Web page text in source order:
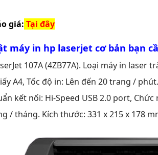
giá: Tại đây
máy in hp laserjet cơ bản bạn
107A (4ZB77A). Loại máy in laser
A4, Tốc độ in: Lên đến 20 trang /
kết nối: Hi-Speed USB 2.0 port,
/ tháng. Kích thước: 331 x 215 x 178